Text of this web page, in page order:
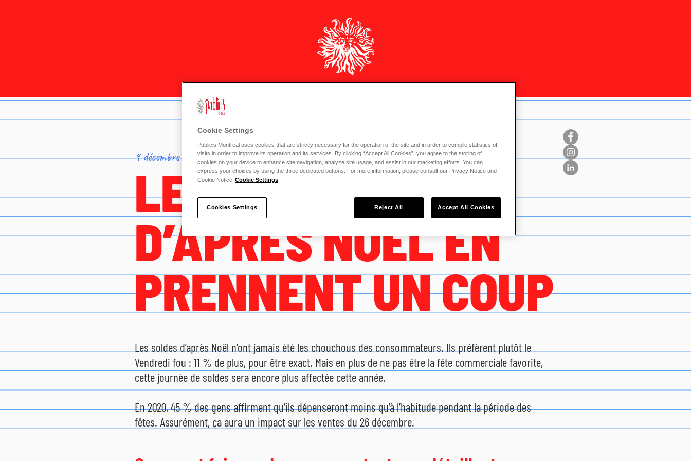
9 décembre 2020
LES SOLDES
D’APRÈS NOËL EN
PRENNENT UN COUP
Les soldes d’après Noël n’ont jamais été les chouchous des consommateurs. Ils préfèrent plutôt le
Vendredi fou : 11 % de plus, pour être exact. Mais en plus de ne pas être la fête commerciale favorite,
cette journée de soldes sera encore plus affectée cette année.
En 2020, 45 % des gens affirment qu’ils dépenseront moins qu’à l’habitude pendant la période des
fêtes. Assurément, ça aura un impact sur les ventes du 26 décembre.
Cookie Settings
Publicis Montreal uses cookies that are strictly necessary for the operation of the site and in order to compile statistics of
visits in order to improve its operation and its services. By clicking “Accept All Cookies”, you agree to the storing of
cookies on your device to enhance site navigation, analyze site usage, and assist in our marketing efforts. You can
express your choices by using the three dedicated buttons. For more information, please consult our Privacy Notice and
Cookie Notice Cookie Settings
Cookies Settings Reject All Accept All Cookies